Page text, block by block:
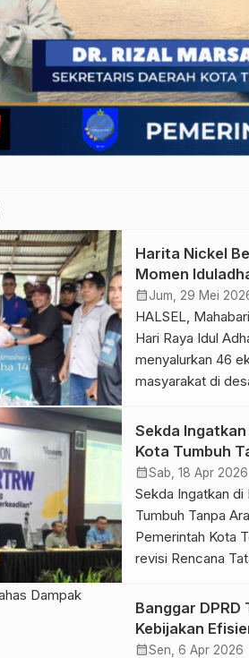
Harita Nickel
Momen
calendar_monthJum, 29 Mei
HALSEL,
Hari Raya Idul
menyalurkan 46
masyarakat di
Maluku Utara.
dari 43 ekor sapi
hewan kurban
Sekda Ingatkan
Kota Tumbuh
calendar_monthSab, 18 Apr 2026
Sekda Ingatkan di
Tumbuh Tanpa
Pemerintah Kota
revisi Rencana
Sekretaris Daerah
secara tegas
harus dilakukan
Banggar DPRD
Kebijakan
calendar_monthSen, 6 Apr 2026